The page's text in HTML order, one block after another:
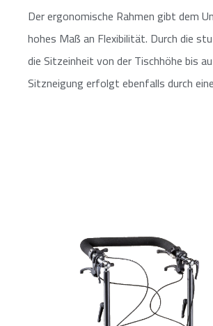
Der ergonomische Rahmen gibt dem
hohes Maß an Flexibilität. Durch die
die Sitzeinheit von der Tischhöhe bis
Sitzneigung erfolgt ebenfalls durch